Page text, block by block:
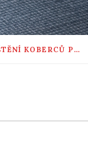
ROTAČNÍ ČIŠTĚNÍ KOBERCŮ PRAHA 9